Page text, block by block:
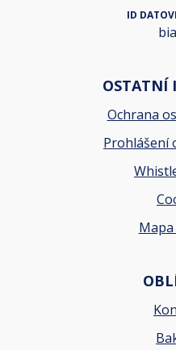
ID
OSTATNÍ
Ochrana
Prohlášení